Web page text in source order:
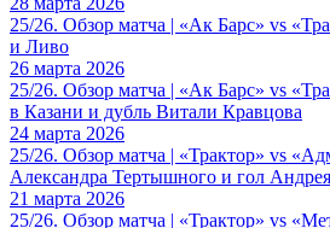
25/26. Обзор матча | «Ак Барс» vs
и Ливо
26 марта 2026
25/26. Обзор матча | «Ак Барс» vs
в Казани и дубль Витали Кравцова
24 марта 2026
25/26. Обзор матча | «Трактор» vs
Александра Тертышного и гол
21 марта 2026
25/26. Обзор матча | «Трактор» vs